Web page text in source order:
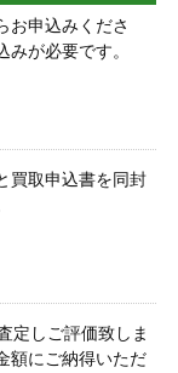
お申込みくださ
が必要です。
買取申込書を同封
定しご評価致しま
額にご納得いただ